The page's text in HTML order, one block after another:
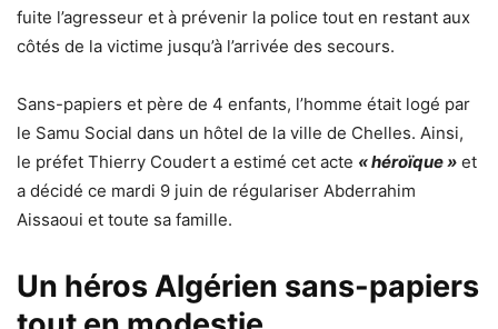
fuite l’agresseur et à prévenir la police tout en restant aux
côtés de la victime jusqu’à l’arrivée des secours.
Sans-papiers et père de 4 enfants, l’homme était logé par
le Samu Social dans un hôtel de la ville de Chelles. Ainsi,
le préfet Thierry Coudert a estimé cet acte « héroïque » et
a décidé ce mardi 9 juin de régulariser Abderrahim
Aissaoui et toute sa famille.
Un héros Algérien sans-papiers